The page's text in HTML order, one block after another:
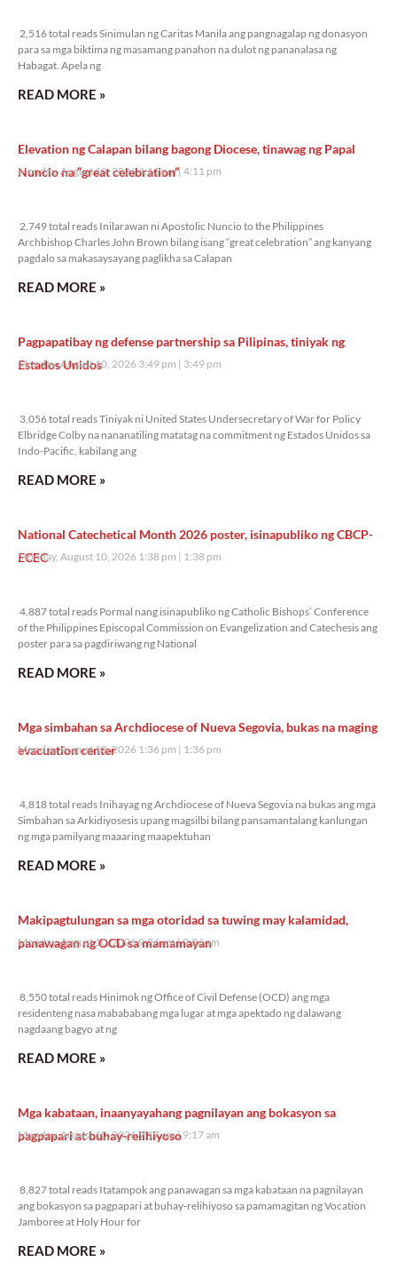
2,516 total reads Sinimulan ng Caritas Manila ang pangnagalap ng donasyon
para sa mga biktima ng masamang panahon na dulot ng pananalasa ng
Habagat. Apela ng
READ MORE »
Elevation ng Calapan bilang bagong Diocese, tinawag ng Papal
Nuncio na “great celebration”
Monday, August 10, 2026 4:11 pm 4:11 pm
2,749 total reads Inilarawan ni Apostolic Nuncio to the Philippines
Archbishop Charles John Brown bilang isang “great celebration” ang kanyang
pagdalo sa makasaysayang paglikha sa Calapan
READ MORE »
Pagpapatibay ng defense partnership sa Pilipinas, tiniyak ng
Estados Unidos
Monday, August 10, 2026 3:49 pm 3:49 pm
3,056 total reads Tiniyak ni United States Undersecretary of War for Policy
Elbridge Colby na nananatiling matatag na commitment ng Estados Unidos sa
Indo-Pacific, kabilang ang
READ MORE »
National Catechetical Month 2026 poster, isinapubliko ng CBCP-
ECEC
Monday, August 10, 2026 1:38 pm 1:38 pm
4,887 total reads Pormal nang isinapubliko ng Catholic Bishops’ Conference
of the Philippines Episcopal Commission on Evangelization and Catechesis ang
poster para sa pagdiriwang ng National
READ MORE »
Mga simbahan sa Archdiocese of Nueva Segovia, bukas na maging
evacuation center
Monday, August 10, 2026 1:36 pm 1:36 pm
4,818 total reads Inihayag ng Archdiocese of Nueva Segovia na bukas ang mga
Simbahan sa Arkidiyosesis upang magsilbi bilang pansamantalang kanlungan
ng mga pamilyang maaaring maapektuhan
READ MORE »
Makipagtulungan sa mga otoridad sa tuwing may kalamidad,
panawagan ng OCD sa mamamayan
Monday, August 10, 2026 9:26 am 9:26 am
8,550 total reads Hinimok ng Office of Civil Defense (OCD) ang mga
residenteng nasa mabababang mga lugar at mga apektado ng dalawang
nagdaang bagyo at ng
READ MORE »
Mga kabataan, inaanyayahang pagnilayan ang bokasyon sa
pagpapari at buhay-relihiyoso
Monday, August 10, 2026 9:17 am 9:17 am
8,827 total reads Itatampok ang panawagan sa mga kabataan na pagnilayan
ang bokasyon sa pagpapari at buhay-relihiyoso sa pamamagitan ng Vocation
Jamboree at Holy Hour for
READ MORE »